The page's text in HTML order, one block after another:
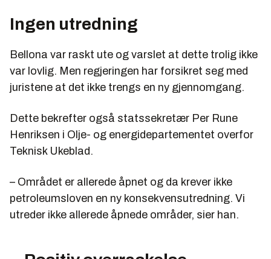
Ingen utredning
Bellona var raskt ute og varslet at dette trolig ikke
var lovlig. Men regjeringen har forsikret seg med
juristene at det ikke trengs en ny gjennomgang.
Dette bekrefter også statssekretær Per Rune
Henriksen i Olje- og energidepartementet overfor
Teknisk Ukeblad.
– Området er allerede åpnet og da krever ikke
petroleumsloven en ny konsekvensutredning. Vi
utreder ikke allerede åpnede områder, sier han.